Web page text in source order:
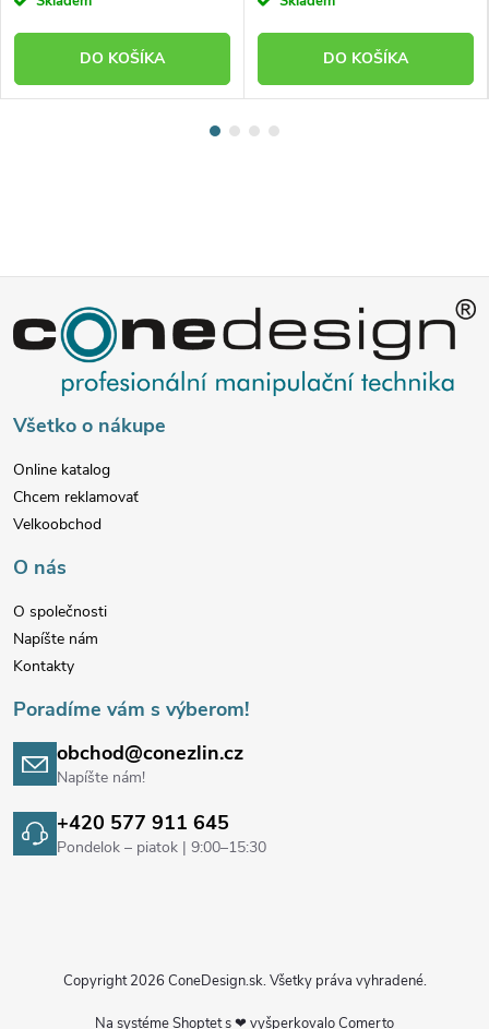
DO KOŠÍKA DO KOŠÍKA
á
p
ä
t
e
Všetko o nákupe
Online katalog
Chcem reklamovať
Velkoobchod
O nás
O společnosti
Napíšte nám
Kontakty
Poradíme vám s výberom!
obchod@conezlin.cz
Napíšte nám!
+420 577 911 645
Pondelok – piatok | 9:00–15:30
Na systémeShoptets ❤ vyšperkovaloComerto
Copyright 2026 ConeDesign.sk. Všetky práva vyhradené.